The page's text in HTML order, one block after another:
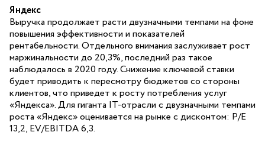
Яндекс
Выручка продолжает расти двузначными темпами на фоне
повышения эффективности и показателей
рентабельности. Отдельного внимания заслуживает рост
маржинальности до 20,3%, последний раз такое
наблюдалось в 2020 году. Снижение ключевой ставки
будет приводить к пересмотру бюджетов со стороны
клиентов, что приведет к росту потребления услуг
«Яндекса». Для гиганта ІТ-отрасли с двузначными темпами
роста «Яндекс» оценивается на рынке с дисконтом: P/E
13,2, EV/EBITDA 6,3.